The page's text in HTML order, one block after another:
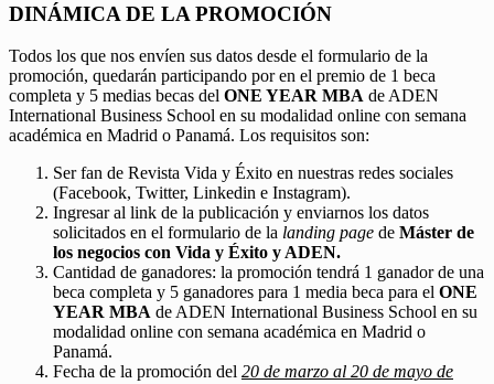
DINÁMICA DE LA PROMOCIÓN
Todos los que nos envíen sus datos desde el formulario de la
promoción, quedarán participando por en el premio de 1 beca
completa y 5 medias becas del ONE YEAR MBA de ADEN
International Business School en su modalidad online con semana
académica en Madrid o Panamá. Los requisitos son:
Ser fan de Revista Vida y Éxito en nuestras redes sociales
(Facebook, Twitter, Linkedin e Instagram).
Ingresar al link de la publicación y enviarnos los datos
solicitados en el formulario de la landing page de Máster de
los negocios con Vida y Éxito y ADEN.
Cantidad de ganadores: la promoción tendrá 1 ganador de una
beca completa y 5 ganadores para 1 media beca para el ONE
YEAR MBA de ADEN International Business School en su
modalidad online con semana académica en Madrid o
Panamá.
Fecha de la promoción del 20 de marzo al 20 de mayo de